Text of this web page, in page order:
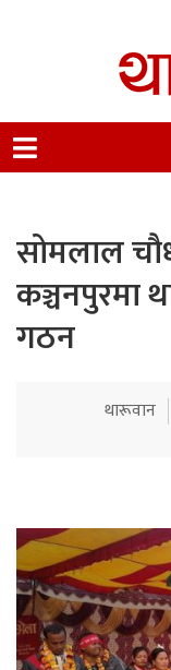
Nepal.
सोमलाल
कञ्चनपुरमा
गठन
थारूवान